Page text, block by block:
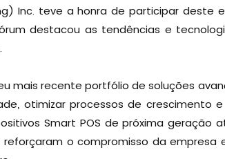
Inc. teve a honra de participar deste
destacou as tendências e
mais recente portfólio de soluções
otimizar processos de crescimento
Smart POS de próxima geração
reforçaram o compromisso da